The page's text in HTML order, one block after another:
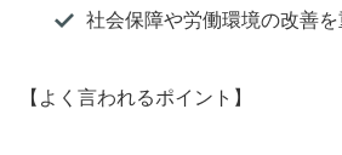
社会保障や労働環境の改善を
【よく言われるポイント】